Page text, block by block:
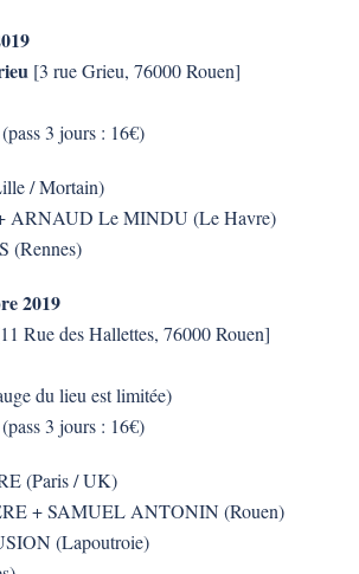
[3 rue Grieu, 76000 Rouen]
3 jours : 16€)
/ Mortain)
ARNAUD Le MINDU (Le Havre)
(Rennes)
2019
Rue des Hallettes, 76000 Rouen]
du lieu est limitée)
3 jours : 16€)
(Paris / UK)
+ SAMUEL ANTONIN (Rouen)
(Lapoutroie)